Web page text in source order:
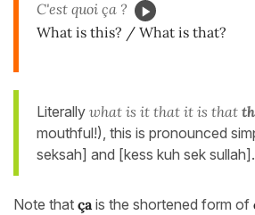
C'est quoi ça ?
What is this? / What is that?
Literally what is it that it is that
mouthful!), this is pronounced
seksah] and [kess kuh sek sullah].
Note that çais the shortened form of